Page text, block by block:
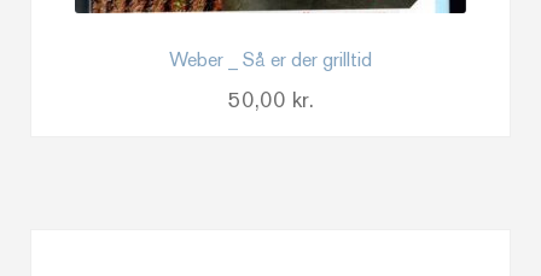
Weber _ Så er der grilltid
50,00 kr.